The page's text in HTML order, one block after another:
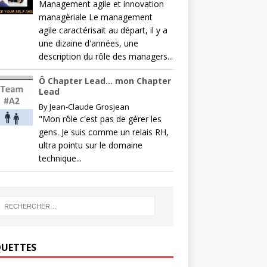
Management agile et innovation
managèriale Le management
agile caractérisait au départ, il y a
une dizaine d'années, une
description du rôle des managers...
Ô Chapter Lead… mon Chapter
Lead
ByJean-Claude Grosjean
"Mon rôle c'est pas de gérer les
gens. Je suis comme un relais RH,
ultra pointu sur le domaine
technique...